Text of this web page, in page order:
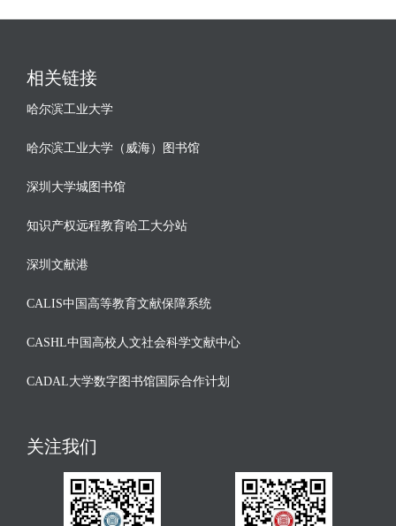
相关链接
哈尔滨工业大学
哈尔滨工业大学（威海）图书馆
深圳大学城图书馆
知识产权远程教育哈工大分站
深圳文献港
CALIS中国高等教育文献保障系统
CASHL中国高校人文社会科学文献中心
CADAL大学数字图书馆国际合作计划
关注我们